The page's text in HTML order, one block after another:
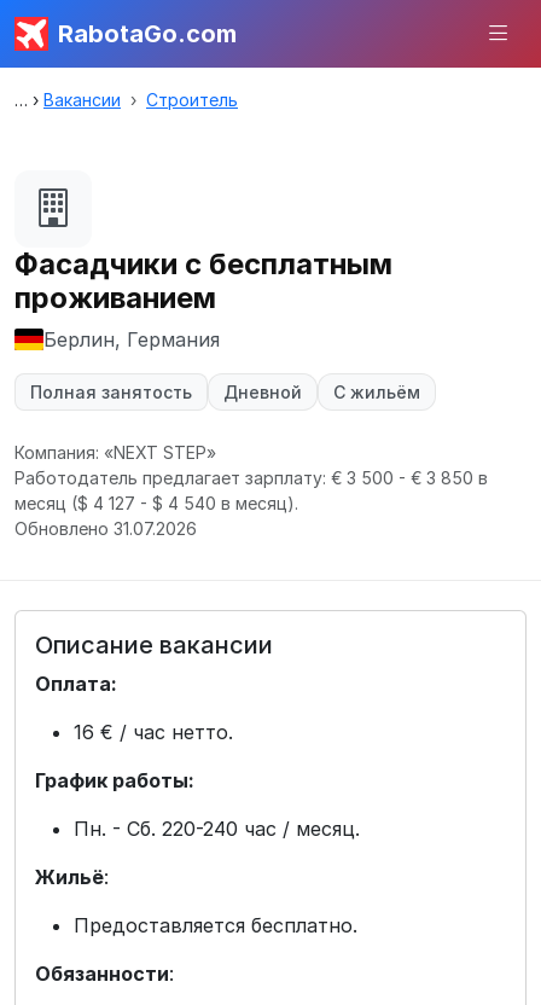
RabotaGo.com
Вакансии Строитель
Фасадчики с бесплатным
проживанием
Берлин, Германия
Полная занятость Дневной С жильём
Компания: «NEXT STEP»
Работодатель предлагает зарплату: € 3 500 - € 3 850 в
месяц ($ 4 127 - $ 4 540 в месяц).
Обновлено 31.07.2026
Описание вакансии
Оплата:
16 € / час нетто.
График работы:
Пн. - Сб. 220-240 час / месяц.
Жильё:
Предоставляется бесплатно.
Обязанности: